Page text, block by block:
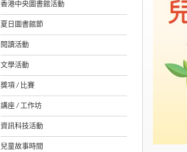
香港中央圖書館活動
夏日圖書館節
閱讀活動
文學活動
獎項 / 比賽
講座 / 工作坊
資訊科技活動
兒童故事時間